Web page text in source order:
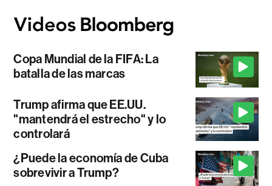
Copa Mundial de la FIFA: La
batalla de las marcas
Trump afirma que EE.UU.
"mantendrá el estrecho" y lo
controlará
¿Puede la economía de Cuba
sobrevivir a Trump?